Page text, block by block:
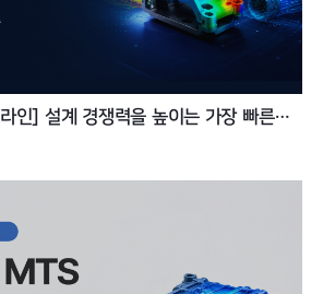
인] 설계 경쟁력을 높이는 가장 빠른
육 2일 과정